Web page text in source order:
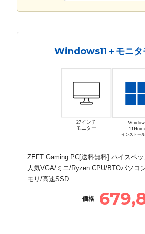
Windows11＋モニタ
27インチ
モニター
11Home
インストー
ZEFT Gaming PC[送料無料] ハイスペ
人気VGA/ミニ/Ryzen CPU/BTOパソコ
モリ/高速SSD
価格